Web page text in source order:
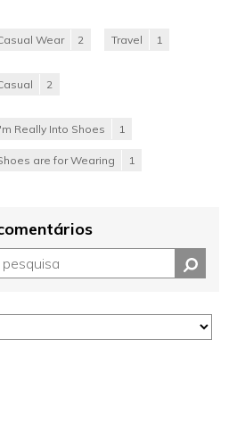
Wear 2 Travel 1
2
Really Into Shoes 1
are for Wearing 1